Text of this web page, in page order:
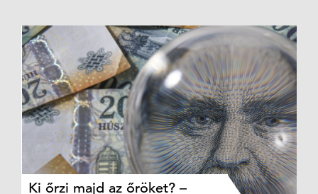
Ki őrzi majd az őröket? –